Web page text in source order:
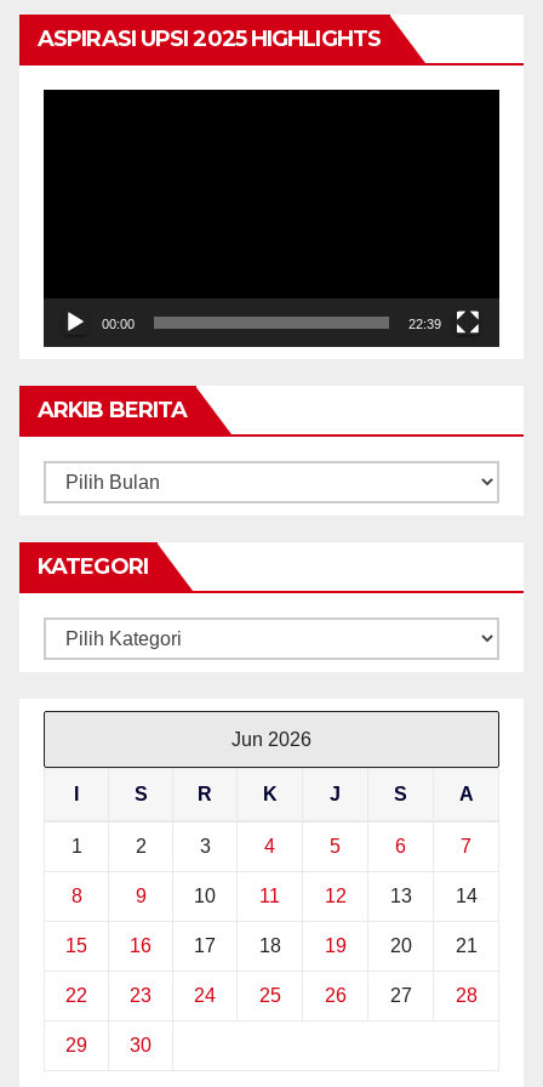
ASPIRASI UPSI 2025 HIGHLIGHTS
00:00 22:39
ARKIB BERITA
ARKIB
KATEGORI
Kategori
Jun 2026
S R K J S A
1 2 3 4 5 6 7
8 9 10 11 12 13 14
15 16 17 18 19 20 21
22 23 24 25 26 27 28
29 30